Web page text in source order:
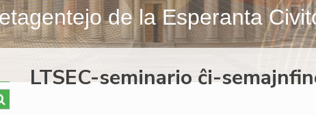
de la Esperanta
LTSEC-seminario ĉi-